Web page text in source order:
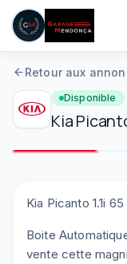
Aller au contenu
Retour aux
Disponible
Kia
Kia Picanto 1.1i 65
Boite
vente cette